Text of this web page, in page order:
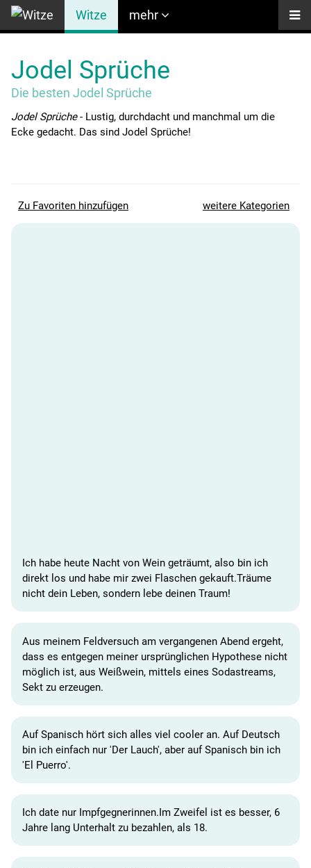
Witze mehr
Jodel Sprüche
Die besten Jodel Sprüche
Jodel Sprüche- Lustig, durchdacht und manchmal um die
Ecke gedacht. Das sind Jodel Sprüche!
Zu Favoriten hinzufügen weitere Kategorien
Ich habe heute Nacht von Wein geträumt, also bin ich
direkt los und habe mir zwei Flaschen gekauft.Träume
nicht dein Leben, sondern lebe deinen Traum!
Aus meinem Feldversuch am vergangenen Abend ergeht,
dass es entgegen meiner ursprünglichen Hypothese nicht
möglich ist, aus Weißwein, mittels eines Sodastreams,
Sekt zu erzeugen.
Auf Spanisch hört sich alles viel cooler an. Auf Deutsch
bin ich einfach nur 'Der Lauch', aber auf Spanisch bin ich
'El Puerro'.
Ich date nur Impfgegnerinnen.Im Zweifel ist es besser, 6
Jahre lang Unterhalt zu bezahlen, als 18.